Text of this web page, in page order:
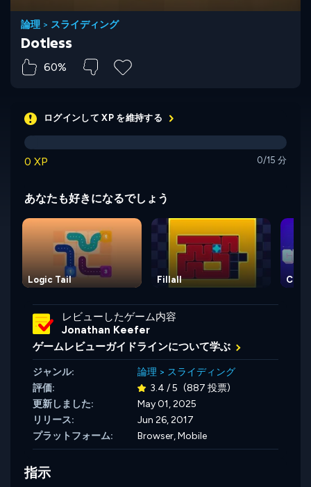
論理 > スライディング
Dotless
60%
ログインして XP を維持する
0 XP 0/15 分
あなたも好きになるでしょう
Logic Tail Fillall
レビューしたゲーム内容
Jonathan Keefer
ゲームレビューガイドラインについて学ぶ
ジャンル: 論理 > スライディング
評価:
3.4 / 5 (887 投票)
更新しました:
May 01, 2025
リリース:
Jun 26, 2017
プラットフォーム:
Browser, Mobile
指示